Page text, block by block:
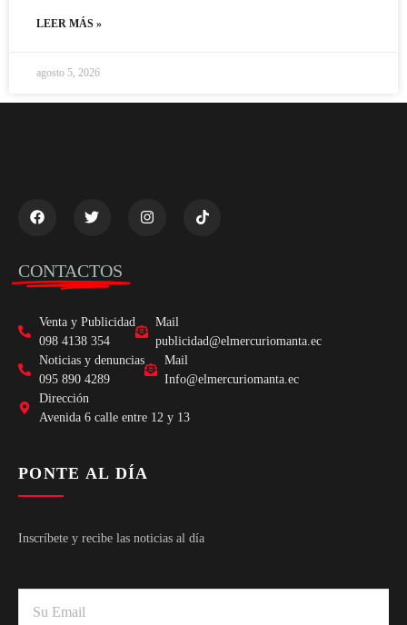
LEER MÁS »
agosto 5, 2026
CONTACTOS
Venta y Publicidad
098 4138 354
Mail
publicidad@elmercuriomanta.ec
Noticias y denuncias
095 890 4289
Mail
Info@elmercuriomanta.ec
Dirección
Avenida 6 calle entre 12 y 13
PONTE AL DÍA
Inscríbete y recibe las noticias al día